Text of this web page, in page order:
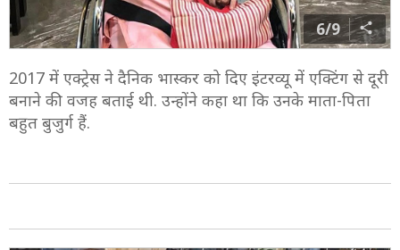
6/9
2017 में एक्ट्रेस ने दैनिक भास्कर को दिए इंटरव्यू में एक्टिंग से दूरी
बनाने की वजह बताई थी. उन्होंने कहा था कि उनके माता-पिता
बहुत बुजुर्ग हैं.